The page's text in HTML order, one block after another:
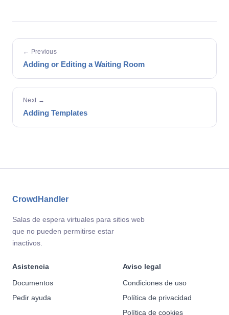
← Previous
Adding or Editing a Waiting Room
Next →
Adding Templates
CrowdHandler
Salas de espera virtuales para sitios web
que no pueden permitirse estar
inactivos.
Asistencia
Documentos
Pedir ayuda
Aviso legal
Condiciones de uso
Política de privacidad
Política de cookies